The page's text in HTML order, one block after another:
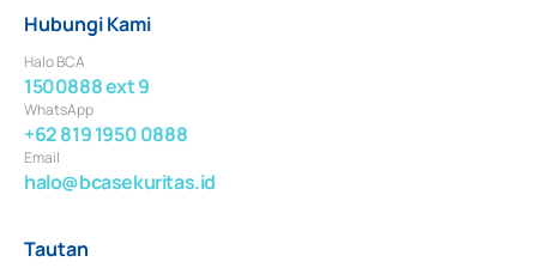
Hubungi Kami
Halo BCA
1500888 ext 9
WhatsApp
+62 819 1950 0888
Email
halo@bcasekuritas.id
Tautan